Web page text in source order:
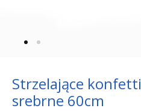
Strzelające konfetti
srebrne 60cm